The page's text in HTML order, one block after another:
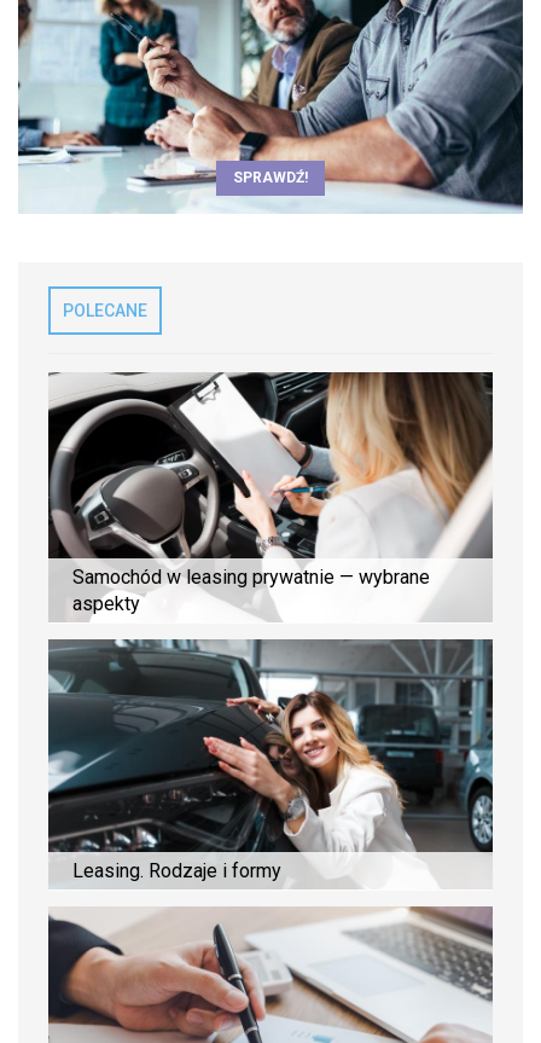
SPRAWDŹ!
POLECANE
Samochód w leasing prywatnie — wybrane
aspekty
Leasing. Rodzaje i formy